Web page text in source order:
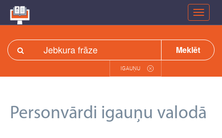
IGAUŅU
Meklēt
Personvārdi igauņu valodā